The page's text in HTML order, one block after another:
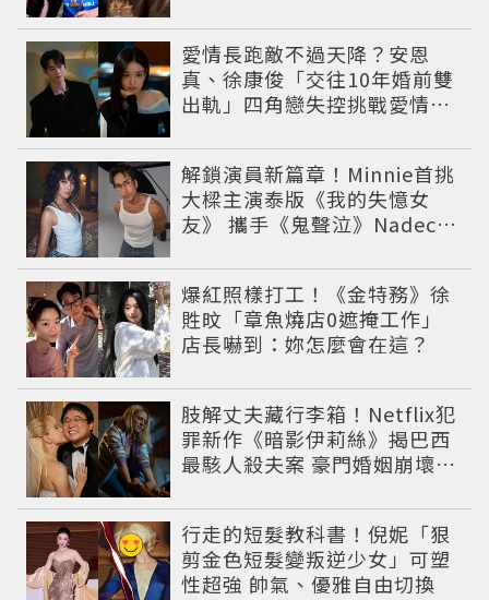
愛情長跑敵不過天降？安恩
真、徐康俊「交往10年婚前雙
出軌」四角戀失控挑戰愛情底
解鎖演員新篇章！Minnie首挑
大樑主演泰版《我的失憶女
友》 攜手《鬼聲泣》Nadech
爆紅照樣打工！《金特務》徐
貹旼「章魚燒店0遮掩工作」
店長嚇到：妳怎麼會在這？
肢解丈夫藏行李箱！Netflix犯
罪新作《暗影伊莉絲》揭巴西
最駭人殺夫案 豪門婚姻崩壞釀
行走的短髮教科書！倪妮「狠
剪金色短髮變叛逆少女」可塑
性超強 帥氣、優雅自由切換